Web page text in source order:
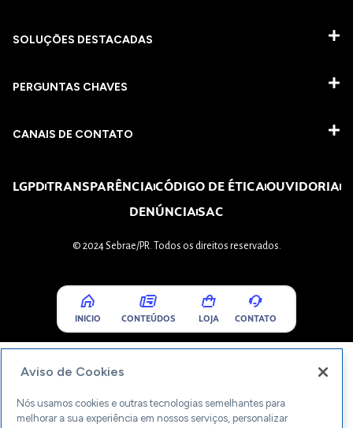
SOLUÇÕES DESTACADAS
PERGUNTAS CHAVES​
CANAIS DE CONTATO
LGPDTRANSPARÊNCIACÓDIGO DE ÉTICAOUVIDORIA
DENÚNCIASAC
© 2024 Sebrae/PR. Todos os direitos reservados.
INICIO CONTEÚDOS LOJA CONTATO
Aviso de Cookies
Nós usamos cookies e outras tecnologias semelhantes para
melhorar a sua experiência em nossos serviços, personalizar